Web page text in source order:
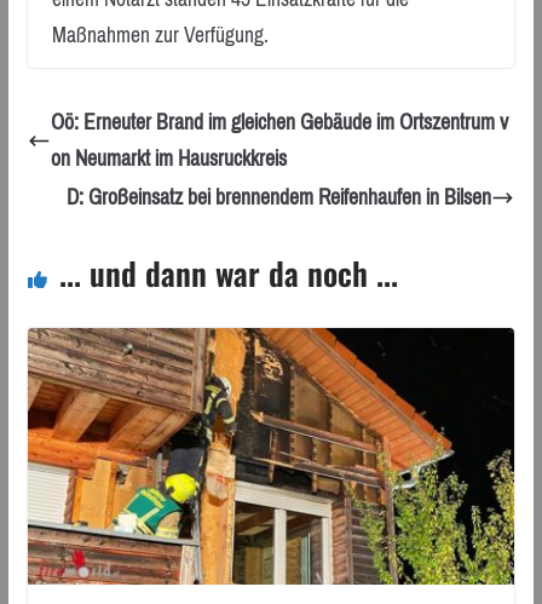
Maßnahmen zur Verfügung.
Oö: Erneuter Brand im gleichen Gebäude im Ortszentrum v
on Neumarkt im Hausruckkreis
D: Großeinsatz bei brennendem Reifenhaufen in Bilsen
... und dann war da noch ...